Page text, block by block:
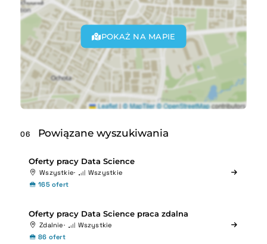
POKAŻ NA MAPIE
06 Powiązane wyszukiwania
Oferty pracy Data Science
Wszystkie
Wszystkie
165 ofert
Oferty pracy Data Science praca zdalna
Zdalnie
Wszystkie
86 ofert